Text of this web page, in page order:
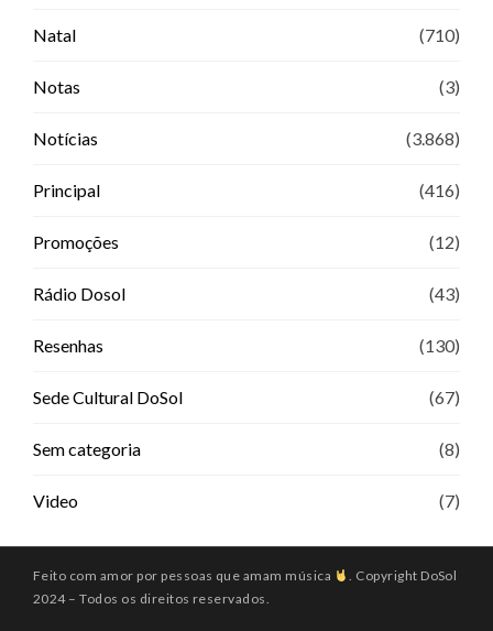
Natal (710)
Notas (3)
Notícias (3.868)
Principal (416)
Promoções (12)
Rádio Dosol (43)
Resenhas (130)
Sede Cultural DoSol (67)
Sem categoria (8)
Video (7)
Feito com amor por pessoas que amam música
. Copyright DoSol
2024 – Todos os direitos reservados.